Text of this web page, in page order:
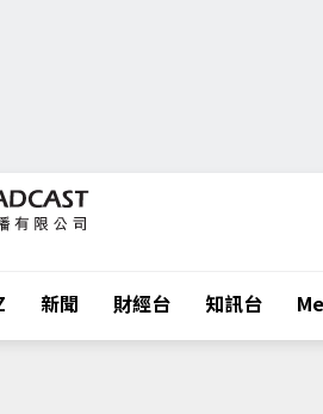
新聞 財經台 知訊台